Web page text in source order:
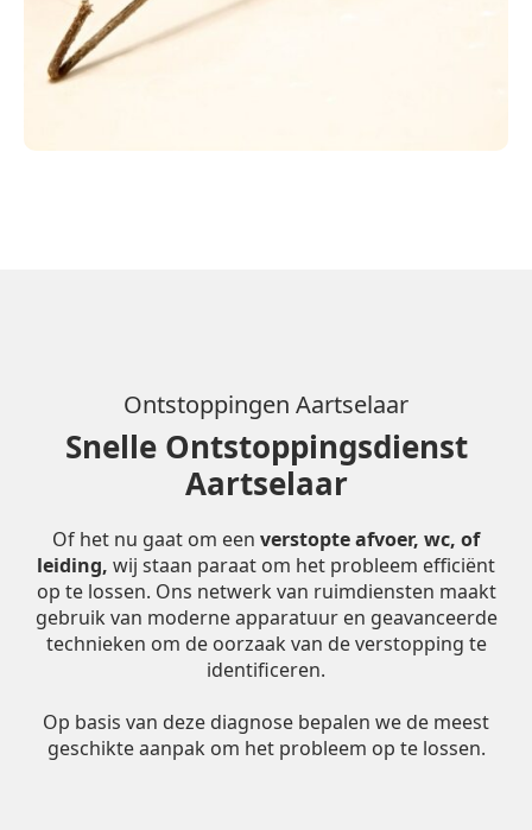
Ontstoppingen Aartselaar
Snelle Ontstoppingsdienst
Aartselaar
Of het nu gaat om een verstopte afvoer, wc, of
leiding, wij staan paraat om het probleem efficiënt
op te lossen. Ons netwerk van ruimdiensten maakt
gebruik van moderne apparatuur en geavanceerde
technieken om de oorzaak van de verstopping te
identificeren.
Op basis van deze diagnose bepalen we de meest
geschikte aanpak om het probleem op te lossen.